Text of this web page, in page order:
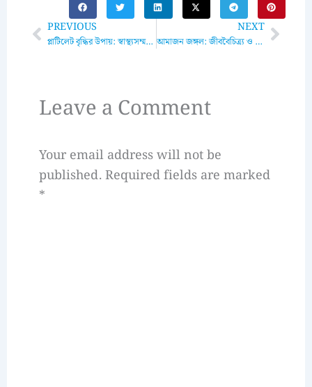
Prev
PREVIOUS
প্লাটিলেট বৃদ্ধির উপায়: স্বাস্থ্যসম্মত ও কার্যকর সমাধান
NEXT
আমাজন জঙ্গল: জীববৈচিত্র্য ও পরিবেশগত গুরুত্বNext
Leave a Comment
Your email address will not be
published. Required fields are marked
*